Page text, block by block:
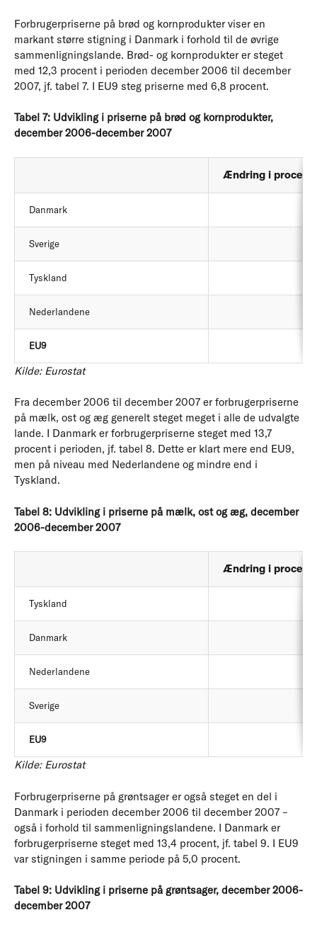
Forbrugerpriserne på brød og kornprodukter viser en
markant større stigning i Danmark i forhold til de øvrige
sammenligningslande. Brød- og kornprodukter er steget
med 12,3 procent i perioden december 2006 til december
2007, jf. tabel 7. I EU9 steg priserne med 6,8 procent.
Tabel 7: Udvikling i priserne på brød og kornprodukter,
december 2006-december 2007
Ændring i procent
Danmark
Sverige
Tyskland
Nederlandene
EU9
Kilde: Eurostat
Fra december 2006 til december 2007 er forbrugerpriserne
på mælk, ost og æg generelt steget meget i alle de udvalgte
lande. I Danmark er forbrugerpriserne steget med 13,7
procent i perioden, jf. tabel 8. Dette er klart mere end EU9,
men på niveau med Nederlandene og mindre end i
Tyskland.
Tabel 8: Udvikling i priserne på mælk, ost og æg, december
2006-december 2007
Ændring i procent
Tyskland
Danmark
Nederlandene
Sverige
EU9
Kilde: Eurostat
Forbrugerpriserne på grøntsager er også steget en del i
Danmark i perioden december 2006 til december 2007 –
også i forhold til sammenligningslandene. I Danmark er
forbrugerpriserne steget med 13,4 procent, jf. tabel 9. I EU9
var stigningen i samme periode på 5,0 procent.
Tabel 9: Udvikling i priserne på grøntsager, december 2006-
december 2007